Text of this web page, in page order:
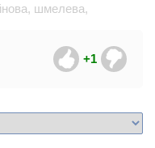
, шмелева,
перкинс,дмитриев
+1